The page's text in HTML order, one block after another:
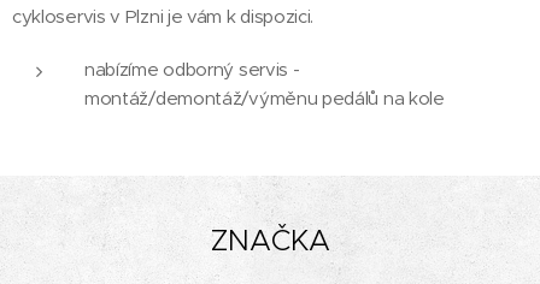
cykloservis v Plzni je vám k dispozici.
nabízíme odborný servis -
montáž/demontáž/výměnu pedálů na kole
ZNAČKA